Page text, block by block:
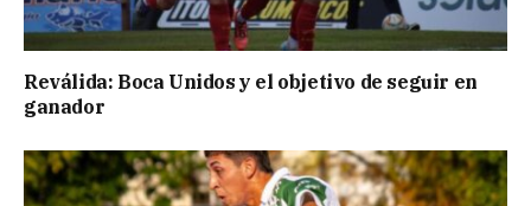
Reválida: Boca Unidos y el objetivo de seguir en
ganador